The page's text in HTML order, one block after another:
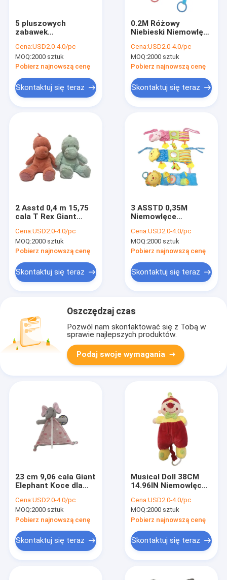
5 pluszowych
zabawek
niemowląt
Cena:USD2.0-4.0/pc
MOQ:2000 sztuk
Pobierz najnowszą cenę
Skontaktuj się teraz
0.2M Różowy
Niebieski Niemowlę
Peek A Boo
Muzyczne Słoń
Wypchane Zwierzę
Cena:USD2.0-4.0/pc
MOQ:2000 sztuk
Pobierz najnowszą cenę
Skontaktuj się teraz
2 Asstd 0,4 m 15,75
cala T Rex Giant
zwierzę dla edukacji
rodziców
Cena:USD2.0-4.0/pc
MOQ:2000 sztuk
Pobierz najnowszą cenę
Skontaktuj się teraz
3 ASSTD 0,35M
Niemowlęce
Śliczne pluszaki dla
chłopców BSCI
Cena:USD2.0-4.0/pc
MOQ:2000 sztuk
Pobierz najnowszą cenę
Skontaktuj się teraz
Oszczędzaj czas
Pozwól nam skontaktować się z Tobą w
sprawie najlepszych produktów.
Podaj swoje wymagania
23 cm 9,06 cala Giant
Elephant Koce dla
zwierzę na czas
zabawy
Cena:USD2.0-4.0/pc
MOQ:2000 sztuk
Pobierz najnowszą cenę
Skontaktuj się teraz
Musical Doll 38CM
14.96IN Niemowlęce
funkcją czerwonego
Clown Play EMC
Cena:USD2.0-4.0/pc
MOQ:2000 sztuk
Pobierz najnowszą cenę
Skontaktuj się teraz